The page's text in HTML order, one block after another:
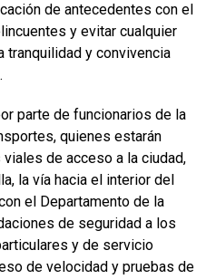
de antecedentes con el
y evitar cualquier
tranquilidad y convivencia
parte de funcionarios de la
quienes estarán
de acceso a la ciudad,
la vía hacia el interior del
el Departamento de la
de seguridad a los
y de servicio
de velocidad y pruebas de